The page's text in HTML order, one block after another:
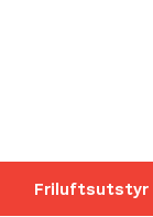
Friluftsutstyr